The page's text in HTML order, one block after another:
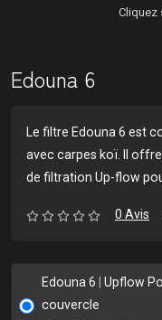
Cliquez
Edouna 6
Le filtre Edouna 6 est
avec carpes koï. Il
de filtration Up-flow
0 Avis
Edouna 6
Upflow
couvercle